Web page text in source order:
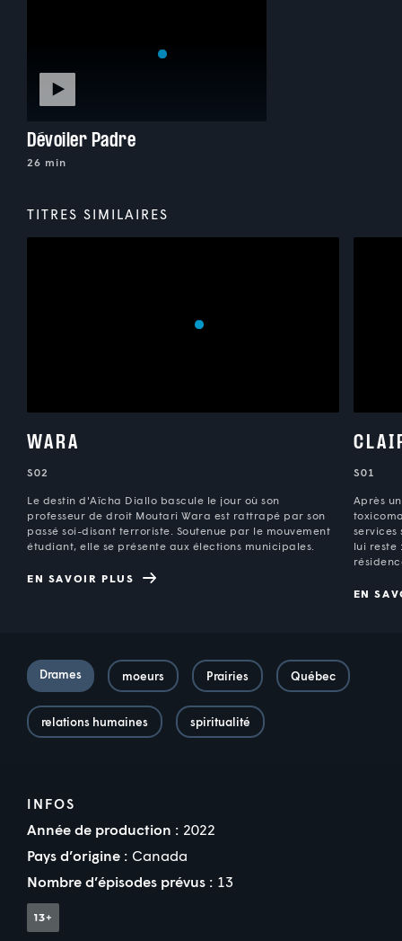
Dévoiler Padre
26 min
TITRES SIMILAIRES
WARA
S02
Le destin d'Aïcha Diallo bascule le jour où son
professeur de droit Moutari Wara est rattrapé par son
passé soi-disant terroriste. Soutenue par le mouvement
étudiant, elle se présente aux élections municipales.
EN SAVOIR PLUS
S01
Après
services
lui reste
EN
Drames moeurs Prairies Québec
relations humaines spiritualité
INFOS
Année de production : 2022
Pays d’origine : Canada
Nombre d’épisodes prévus : 13